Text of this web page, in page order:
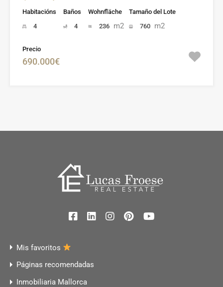
Habitacións
4
Baños
4
Wohnfläche
236 m2
Tamaño del Lote
760 m2
Precio
690.000€
Mis favoritos
Páginas recomendadas
Inmobiliaria Mallorca